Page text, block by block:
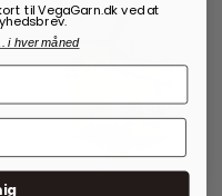
til VegaGarn.dk ved at
i hver måned